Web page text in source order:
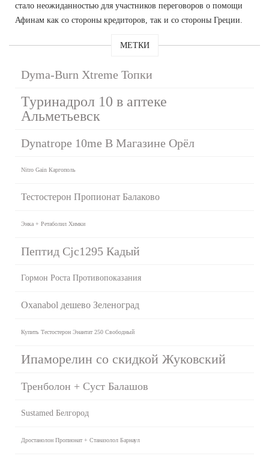
стало неожиданностью для участников переговоров о помощи
Афинам как со стороны кредиторов, так и со стороны Греции.
МЕТКИ
Dyma-Burn Xtreme Топки
Туринадрол 10 в аптеке
Альметьевск
Dynatrope 10me В Магазине Орёл
Nitro Gain Каргополь
Тестостерон Пропионат Балаково
Энка + Ретаболил Химки
Пептид Cjc1295 Кадый
Гормон Роста Противопоказания
Oxanabol дешево Зеленоград
Купить Тестостерон Энантат 250 Свободный
Ипаморелин со скидкой Жуковский
Тренболон + Суст Балашов
Sustamed Белгород
Дростанолон Пропионат + Станазолол Барнаул